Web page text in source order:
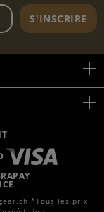
mail de la
S'INSCRIRE
*Tous les prix